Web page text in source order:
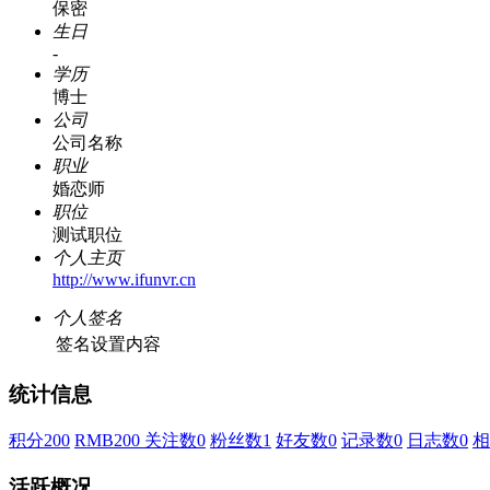
保密
生日
-
学历
博士
公司
公司名称
职业
婚恋师
职位
测试职位
个人主页
http://www.ifunvr.cn
个人签名
签名设置内容
统计信息
积分200 RMB200 关注数0 粉丝数1 好友数0 记录数0 日志数0